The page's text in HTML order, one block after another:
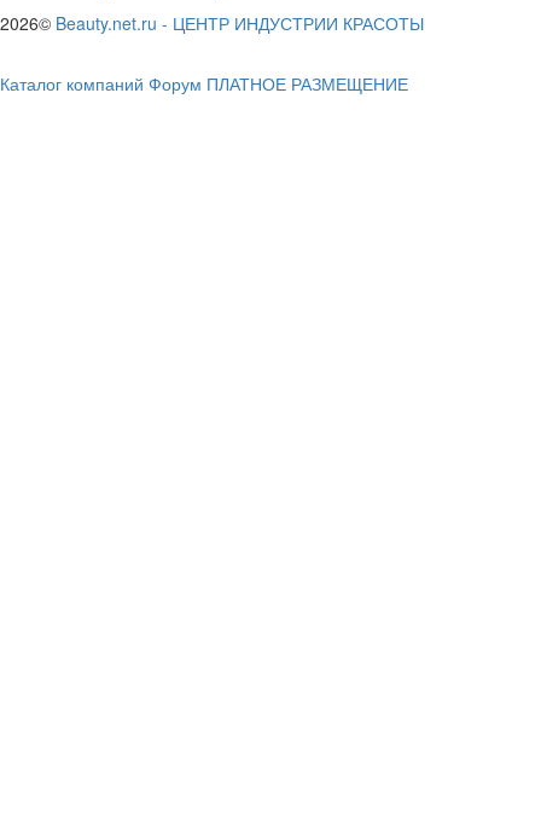
2026© Beauty.net.ru - ЦЕНТР ИНДУСТРИИ КРАСОТЫ
Каталог компаний Форум ПЛАТНОЕ РАЗМЕЩЕНИЕ